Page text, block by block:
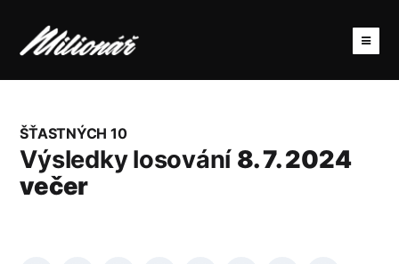
ŠŤASTNÝCH 10
Výsledky losování 8. 7. 2024
večer